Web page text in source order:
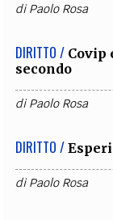
diPaolo Rosa
DIRITTO / Covip
secondo
diPaolo Rosa
DIRITTO /
diPaolo Rosa